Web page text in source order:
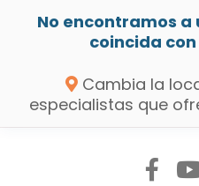
No encontramos
coincida
Cambia la
especialistas que